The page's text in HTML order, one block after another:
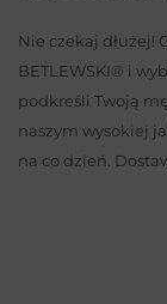
Nie czekaj dłużej!
BETLEWSKI® i
podkreśli Twoją
naszym wysokiej
na co dzień.